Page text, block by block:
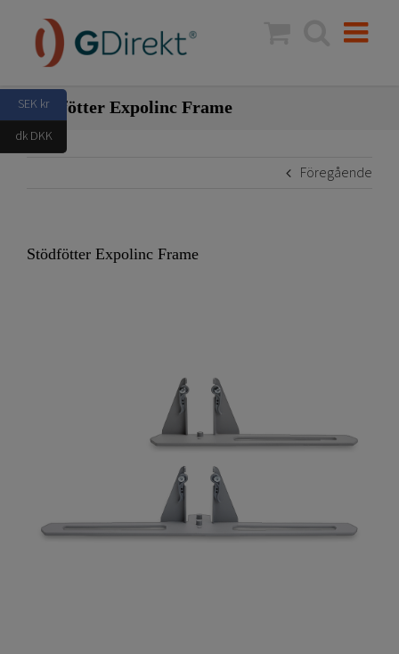
innehållet
Stödfötter Expolinc Frame
Föregående
Stödfötter Expolinc Frame
SEK kr
dk DKK